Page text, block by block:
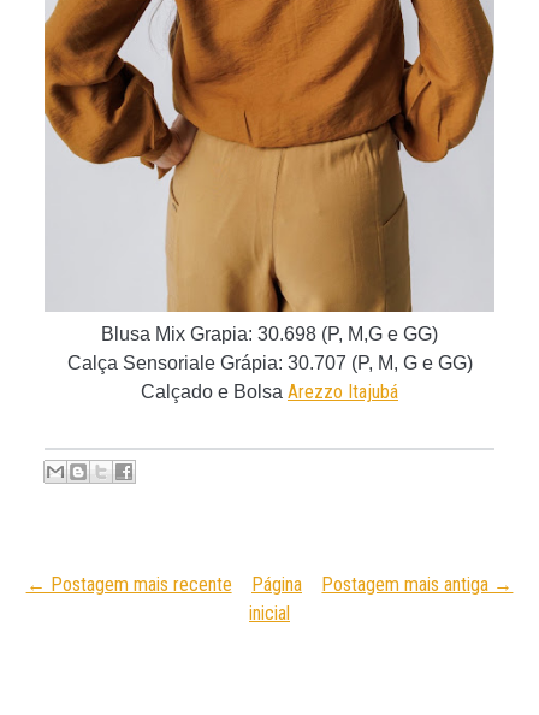
Blusa Mix Grapia: 30.698 (P, M,G e GG)
Calça Sensoriale Grápia: 30.707 (P, M, G e GG)
Calçado e Bolsa Arezzo Itajubá
← Postagem mais recente Postagem mais antiga →
Página
inicial